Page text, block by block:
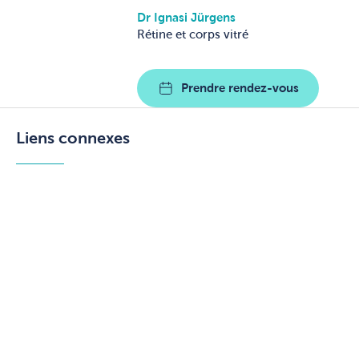
Dr Ignasi Jürgens
Rétine et corps vitré
Prendre rendez-vous
Liens connexes